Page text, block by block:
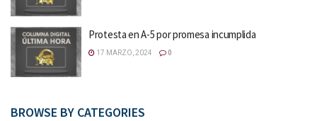
Protesta en A-5 por promesa incumplida
17 MARZO, 2024 0
BROWSE BY CATEGORIES